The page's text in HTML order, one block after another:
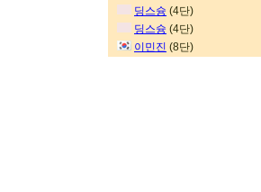
딩스슝 (4단)
딩스슝 (4단)
이민진 (8단)